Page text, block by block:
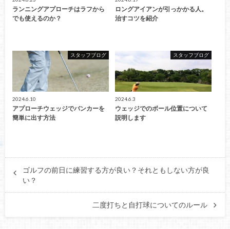
ランニングアプローチはラフから
でも使えるのか？
ロングアイアンが引っかかる人。
治すコツを紹介
スタッフブログ
2024.6.10
アプローチウェッジでバンカーを
簡単に出す方法
スタッフブログ
2024.6.3
ウェッジでのボール位置について
説明します
ゴルフの前日に練習する方が良い？それともしない方が良
い？
二度打ちと自打球についてのルール